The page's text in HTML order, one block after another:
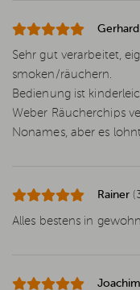
Gerhard
Sehr gut verarbeitet,
smoken/räuchern.
Bedienung ist
Weber Räucherchips
Nonames, aber es lohnt
Rainer
Alles bestens in
Joachim